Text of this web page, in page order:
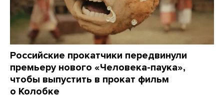
Российские прокатчики передвинули
премьеру нового «Человека-паука»,
чтобы выпустить в прокат фильм
о Колобке